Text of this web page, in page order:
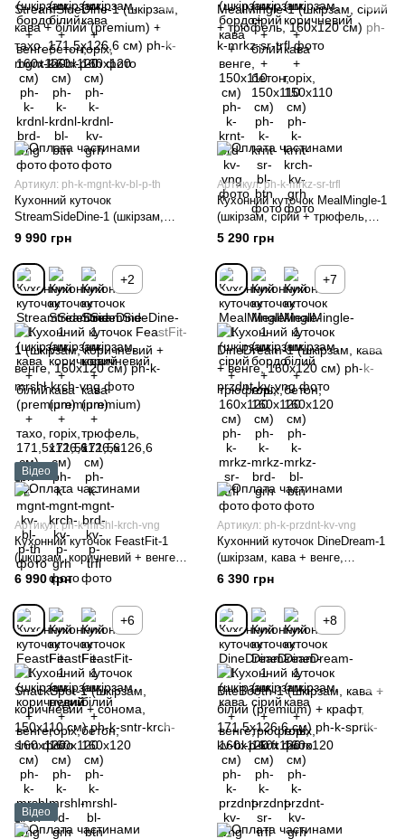
Артикул: ph-k-mgnt-kv-bl-p-th
Кухонний куточок
StreamSideDine-1 (шкірзам,
кава + білий (premium) + тахо,
171,5х126,6 см)
9 990 грн
+2
Артикул: ph-k-mrkz-sr-trfl
Кухонний куточок MealMingle-1
(шкірзам, сірий + трюфель,
160х120 см)
5 290 грн
+7
Відео
Артикул: ph-k-mrshl-krch-vng
Кухонний куточок FeastFit-1
(шкірзам, коричневий + венге,
160х120 см)
6 990 грн
+6
Артикул: ph-k-przdnt-kv-vng
Кухонний куточок DineDream-1
(шкірзам, кава + венге,
160х120 см)
6 390 грн
+8
Відео